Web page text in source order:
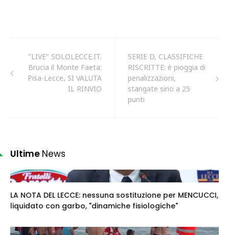
"LIVE" SOLOLECCE.IT.
Brucia il Monte Faeta:
Pisa-Lecce, SI VALUTA
IL RINVIO
SERIE D, CLASSIFICHE
RISCRITTE: è pioggia di
penalizzazioni,
stangate sino a 25
punti
Ultime News
LA NOTA DEL LECCE: nessuna sostituzione per MENCUCCI,
liquidato con garbo, "dinamiche fisiologiche"